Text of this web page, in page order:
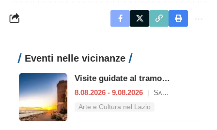
Eventi nelle vicinanze
Visite guidate al tramonto a Castello di Santa Severa
8.08.2026 - 9.08.2026 | Santa Marinella
Arte e Cultura nel Lazio